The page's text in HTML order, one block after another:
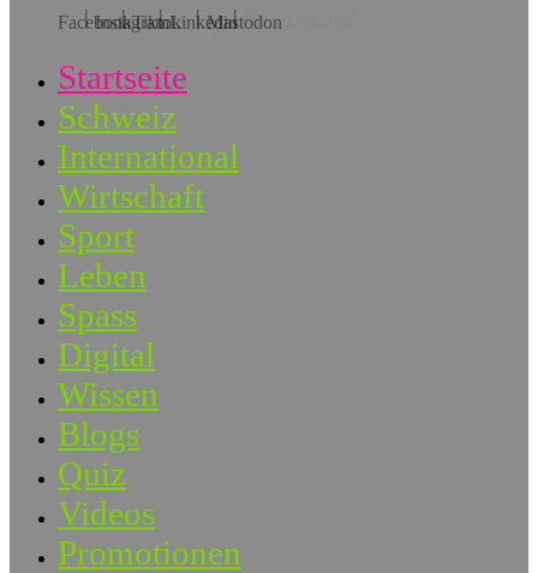
Hol dir die App!
Startseite
Schweiz
International
Wirtschaft
Sport
Leben
Spass
Digital
Wissen
Blogs
Quiz
Videos
Promotionen